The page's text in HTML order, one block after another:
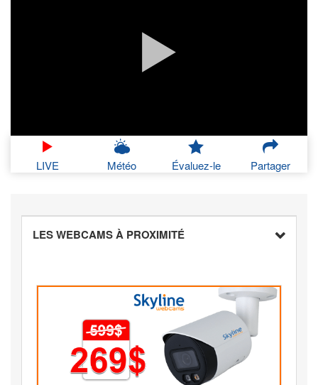
LIVE Météo Évaluez-le Partager
LES WEBCAMS À PROXIMITÉ